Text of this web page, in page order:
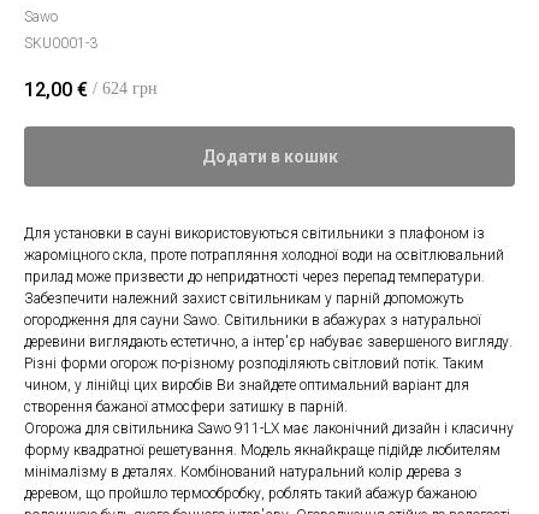
Sawo
SKU0001-3
12,00 € / 624 грн
Додати в кошик
Для установки в сауні використовуються світильники з плафоном із
жароміцного скла, проте потрапляння холодної води на освітлювальний
прилад може призвести до непридатності через перепад температури.
Забезпечити належний захист світильникам у парній допоможуть
огородження для сауни Sawo. Світильники в абажурах з натуральної
деревини виглядають естетично, а інтер'єр набуває завершеного вигляду.
Різні форми огорож по-різному розподіляють світловий потік. Таким
чином, у лінійці цих виробів Ви знайдете оптимальний варіант для
створення бажаної атмосфери затишку в парній.
Огорожа для світильника Sawo 911-LX має лаконічний дизайн і класичну
форму квадратної решетування. Модель якнайкраще підійде любителям
мінімалізму в деталях. Комбінований натуральний колір дерева з
деревом, що пройшло термообробку, роблять такий абажур бажаною